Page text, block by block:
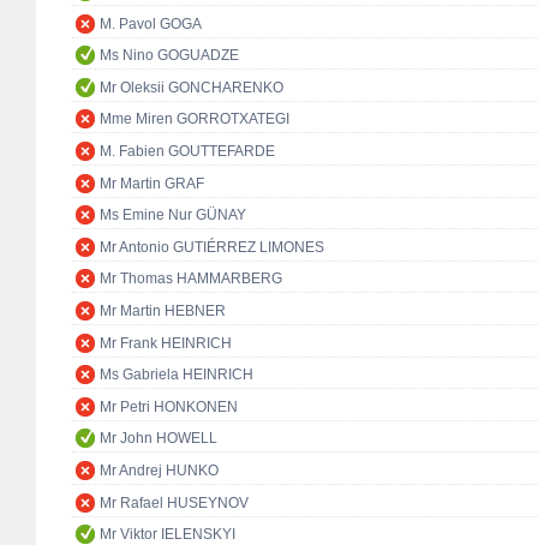
M. Pavol GOGA
Ms Nino GOGUADZE
Mr Oleksii GONCHARENKO
Mme Miren GORROTXATEGI
M. Fabien GOUTTEFARDE
Mr Martin GRAF
Ms Emine Nur GÜNAY
Mr Antonio GUTIÉRREZ LIMONES
Mr Thomas HAMMARBERG
Mr Martin HEBNER
Mr Frank HEINRICH
Ms Gabriela HEINRICH
Mr Petri HONKONEN
Mr John HOWELL
Mr Andrej HUNKO
Mr Rafael HUSEYNOV
Mr Viktor IELENSKYI